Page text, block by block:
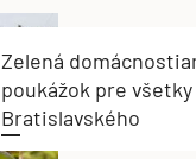
Zelená
poukážok pre
Bratislavského